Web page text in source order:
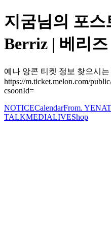
지굼님의 포스
Berriz | 베리즈
예나 앙콘 티켓 정보 찾으시
https://m.ticket.melon.com/
csoonId=
NOTICECalendarFrom. YENA
TALKMEDIALIVEShop